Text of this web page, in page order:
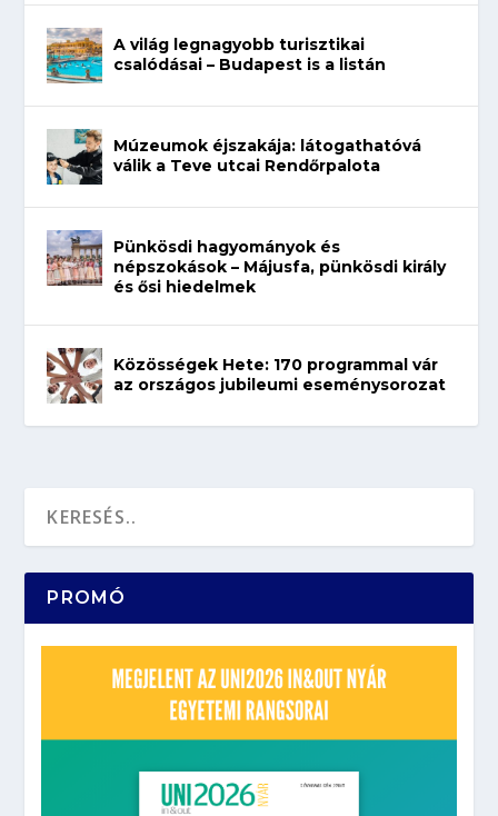
A világ legnagyobb turisztikai
csalódásai – Budapest is a listán
Múzeumok éjszakája: látogathatóvá
válik a Teve utcai Rendőrpalota
Pünkösdi hagyományok és
népszokások – Májusfa, pünkösdi király
és ősi hiedelmek
Közösségek Hete: 170 programmal vár
az országos jubileumi eseménysorozat
PROMÓ